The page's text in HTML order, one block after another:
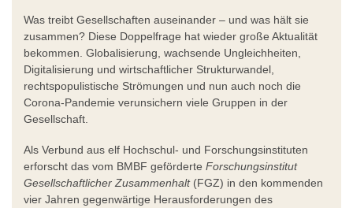
Was treibt Gesellschaften auseinander – und was hält sie
zusammen? Diese Doppelfrage hat wieder große Aktualität
bekommen. Globalisierung, wachsende Ungleichheiten,
Digitalisierung und wirtschaftlicher Strukturwandel,
rechtspopulistische Strömungen und nun auch noch die
Corona-Pandemie verunsichern viele Gruppen in der
Gesellschaft.
Als Verbund aus elf Hochschul- und Forschungsinstituten
erforscht das vom BMBF geförderte Forschungsinstitut
Gesellschaftlicher Zusammenhalt(FGZ) in den kommenden
vier Jahren gegenwärtige Herausforderungen des